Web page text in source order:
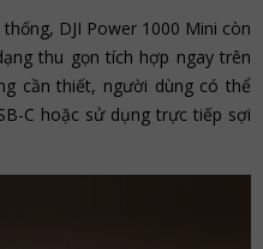
DJI Power 1000 Mini còn
thu gọn tích hợp ngay trên
cần thiết, người dùng có thể
C hoặc sử dụng trực tiếp sợi